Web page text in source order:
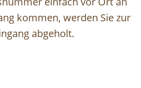
kommen, werden Sie zur
abgeholt.